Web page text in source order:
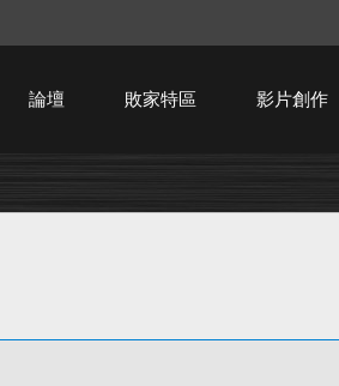
論壇 敗家特區 影片創作